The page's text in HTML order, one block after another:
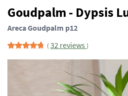
Goudpalm - Dypsis
Areca Goudpalm p12
32 reviews